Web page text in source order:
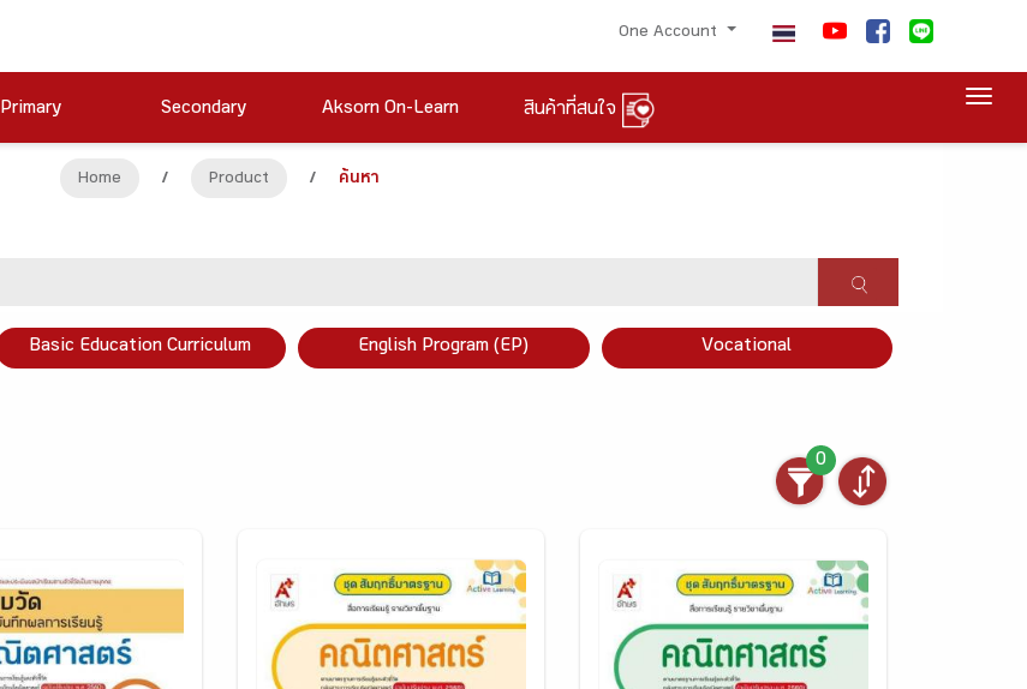
One Account
Primary Secondary Aksorn On-Learn สินค้าที่สนใจ
Home / Product / ค้นหา
Basic Education Curriculum English Program (EP) Vocational
0